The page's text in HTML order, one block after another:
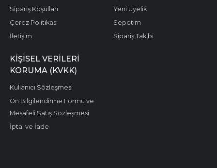
Sipariş Koşulları
Çerez Politikası
İletişim
Yeni Üyelik
Sepetim
Sipariş Takibi
KIŞISEL VERILERI
KORUMA (KVKK)
Kullanıcı Sözleşmesi
Ön Bilgilendirme Formu ve
Mesafeli Satış Sözleşmesi
İptal ve İade